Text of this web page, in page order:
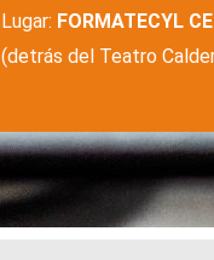
Lugar: FORMATECYL
(detrás del Teatro